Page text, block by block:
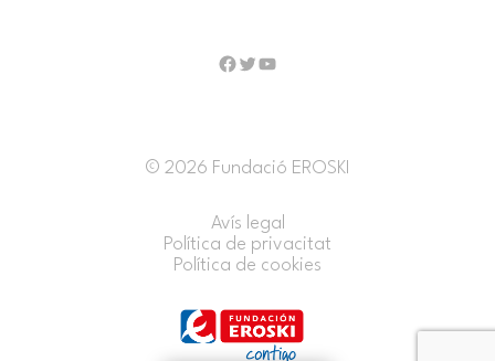
Facebook
Twitter
YouTube
© 2026 Fundació EROSKI
Avís legal
Política de privacitat
Política de cookies